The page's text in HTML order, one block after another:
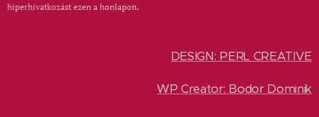
hiperhivatkozást ezen a honlapon.
DESIGN: PERL CREATIVE
WP Creator: Bodor Dominik